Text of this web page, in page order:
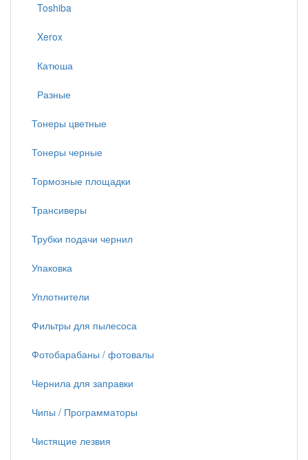
Toshiba
Xerox
Катюша
Разные
Тонеры цветные
Тонеры черные
Тормозные площадки
Трансиверы
Трубки подачи чернил
Упаковка
Уплотнители
Фильтры для пылесоса
Фотобарабаны / фотовалы
Чернила для заправки
Чипы / Программаторы
Чистящие лезвия